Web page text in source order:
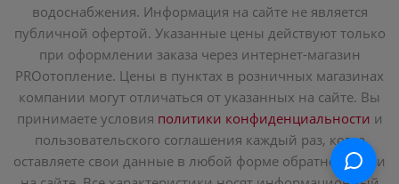
водоснабжения. Информация на сайте не является
публичной офертой. Указанные цены действуют только
при оформлении заказа через интернет-магазин
PROотопление. Цены в пунктах в розничных магазинах
компании могут отличаться от указанных на сайте. Вы
принимаете условия политики конфиденциальности и
пользовательского соглашения каждый раз, когда
оставляете свои данные в любой форме обратной связи